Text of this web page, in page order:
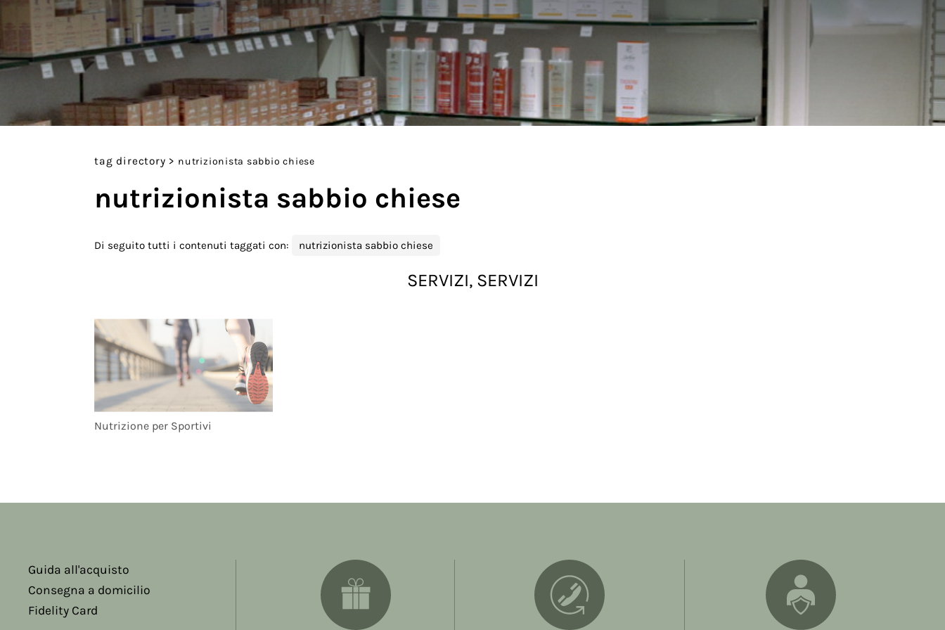
tag directory > nutrizionista sabbio chiese
nutrizionista sabbio chiese
Di seguito tutti i contenuti taggati con: nutrizionista sabbio chiese
SERVIZI, SERVIZI
Nutrizione per Sportivi
Guida all'acquisto
Consegna a domicilio
Fidelity Card